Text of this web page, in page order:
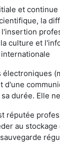
et continue
la
culture et
électroniques
d'une
durée. Elle
réputée
au